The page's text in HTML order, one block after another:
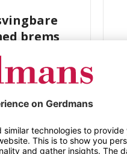
brems
LxBxH
hjul, Ø 125